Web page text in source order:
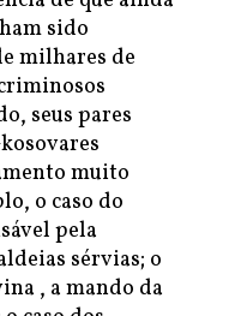
sido
milhares de
seus pares
muito
o caso do
pela
sérvias; o
, a mando da